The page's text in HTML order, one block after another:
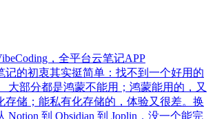
，全平台云笔记APP
记的初衷其实挺简单：找不到一个好用的
大部分都是鸿蒙不能用；鸿蒙能用的，又
存储；能私有化存储的，体验又很差。换
Notion 到 Obsidian 到 Joplin，没一个能完